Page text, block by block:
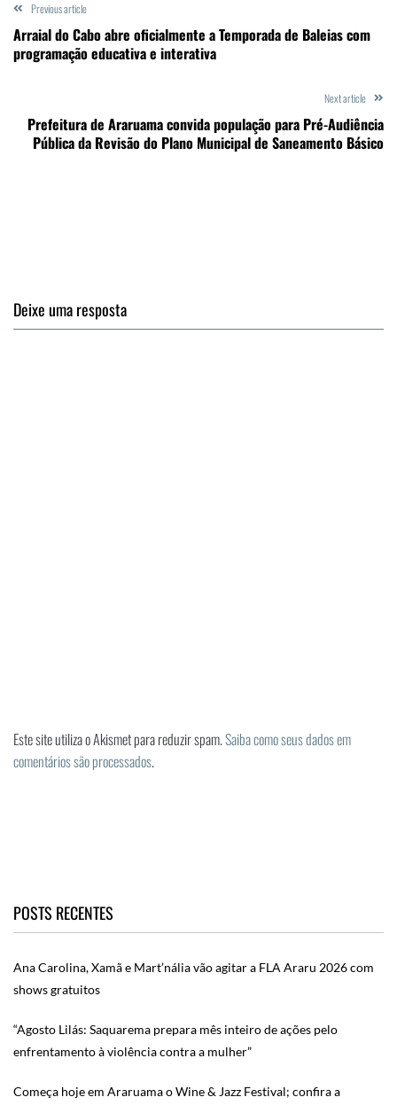
Previous article
Arraial do Cabo abre oficialmente a Temporada de Baleias com
programação educativa e interativa
Next article
Prefeitura de Araruama convida população para Pré-Audiência
Pública da Revisão do Plano Municipal de Saneamento Básico
Deixe uma resposta
Este site utiliza o Akismet para reduzir spam.Saiba como seus dados em
comentários são processados.
POSTS RECENTES
Ana Carolina, Xamã e Mart’nália vão agitar a FLA Araru 2026 com
shows gratuitos
“Agosto Lilás: Saquarema prepara mês inteiro de ações pelo
enfrentamento à violência contra a mulher”
Começa hoje em Araruama o Wine & Jazz Festival; confira a